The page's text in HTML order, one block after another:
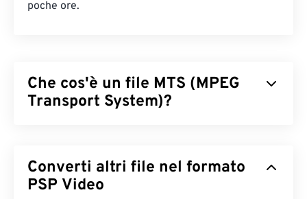
poche ore.
Che cos'è un file MTS (MPEG
Transport System)?
durante l'acquisizione di video e audio.Sonye
Panasonichanno sviluppato MTS, ma anche
Converti altri file nel formato
PSP Video